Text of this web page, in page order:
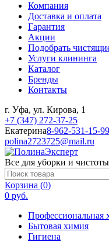
Компания
Доставка и оплата
Гарантия
Акции
Подобрать
Услуги клининга
Каталог
Бренды
Контакты
г. Уфа, ул. Кирова, 1
+7 (347) 272-37-25
Екатерина8-962-531-15-99
polina2723725@mail.ru
Все для уборки и чистоты
Корзина (0)
0 руб.
Профессиональная
Бытовая химия
Гигиена